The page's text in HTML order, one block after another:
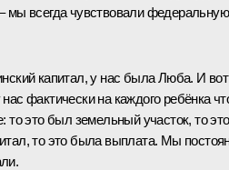
мы всегда чувствовали федеральную
капитал, у нас была Люба. И вот
фактически на каждого ребёнка
то это был земельный участок, то это
то это была выплата. Мы